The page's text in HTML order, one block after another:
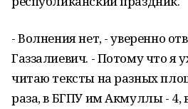
- Волнения нет, - уверенно
Газзалиевич. - Потому что я
читаю тексты на разных
раза, в БГПУ им Акмуллы - 4,